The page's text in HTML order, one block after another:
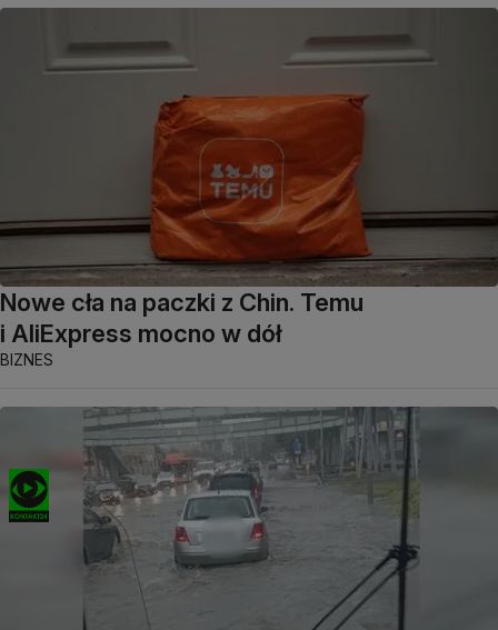
Nowe cła na paczki z Chin. Temu
i AliExpress mocno w dół
BIZNES